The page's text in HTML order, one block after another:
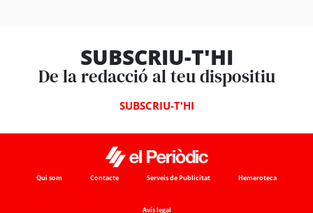
SUBSCRIU-T'HI
De la redacció al teu dispositiu
SUBSCRIU-T'HI
Qui som Contacte Serveis de Publicitat Hemeroteca
Avís legal